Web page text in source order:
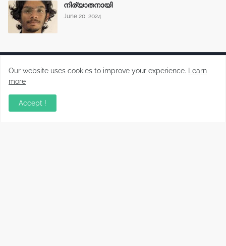
നിര്യാതനായി
June 20, 2024
Our website uses cookies to improve your experience.
Learn
more
Accept !